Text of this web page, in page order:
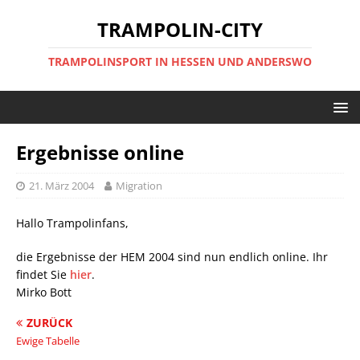
TRAMPOLIN-CITY
TRAMPOLINSPORT IN HESSEN UND ANDERSWO
Ergebnisse online
21. März 2004 Migration
Hallo Trampolinfans,
die Ergebnisse der HEM 2004 sind nun endlich online. Ihr
findet Sie hier.
Mirko Bott
ZURÜCK
Ewige Tabelle